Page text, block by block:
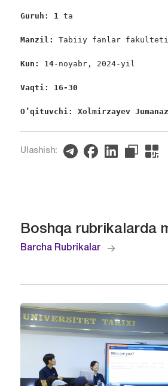
Guruh: 1 ta
Manzil: Tabiiy fanlar
Kun: 14-noyabr, 2024-yil
Vaqti: 16-30
O’qituvchi: Xolmirzayev
Ulashish:
Boshqa rubrikalarda
Barcha Rubrikalar